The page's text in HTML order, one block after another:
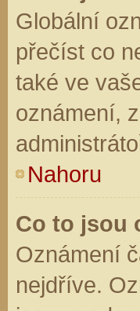
Globální
přečíst co
také ve
oznámení,
Nahoru
Co to jsou
Oznámení
nejdříve.